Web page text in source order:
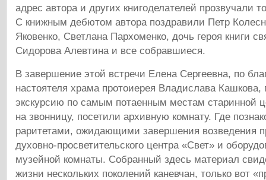
адрес автора и других книгоделателей прозвучали
С книжным дебютом автора поздравили Петр
Яковенко, Светлана Пархоменко, дочь героя книги
Сидорова Алевтина и все собравшиеся.
В завершение этой встречи Елена Сергеевна, по
настоятеля храма протоиерея Владислава Кашкова,
экскурсию по самым потаенным местам старинной
на звонницу, посетили архивную комнату. Где
раритетами, ожидающими завершения возведения
духовно-просветительского центра «Свет» и
музейной комнаты. Собранный здесь материал
жизни нескольких поколений каневчан, только вот